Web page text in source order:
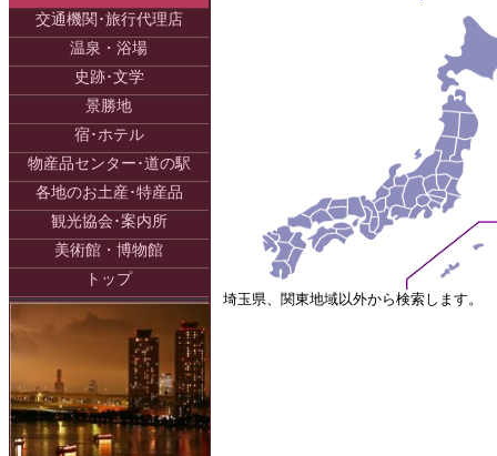
交通機関･旅行代理店
温泉・浴場
史跡･文学
景勝地
宿･ホテル
物産品センター･道の駅
各地のお土産･特産品
観光協会･案内所
美術館・博物館
トップ
埼玉県、関東地域以外から検索します。